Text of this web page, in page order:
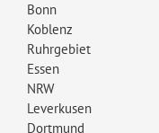
Bonn
Koblenz
Ruhrgebiet
Essen
NRW
Leverkusen
Dortmund